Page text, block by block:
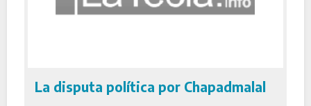
La disputa política por Chapadmalal